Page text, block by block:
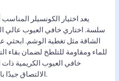
يعد اختيار الكونسيلر
سلسة. اختاري خافي العيوب عالي
الشاقة مثل تغطية الوشم. ابحثي
للماء ومقاومة للتلطخ لضمان بقاء
خافي العيوب الكريمية ذات
الالتصاق جيدًا بالجلد وتوفر قماشًا ناعمًا للمزج.